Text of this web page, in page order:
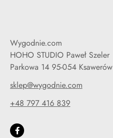
Wygodnie.com
HOHO STUDIO Paweł Szeler
Parkowa 14 95-054 Ksawerów
sklep@wygodnie.com
+48 797 416 839